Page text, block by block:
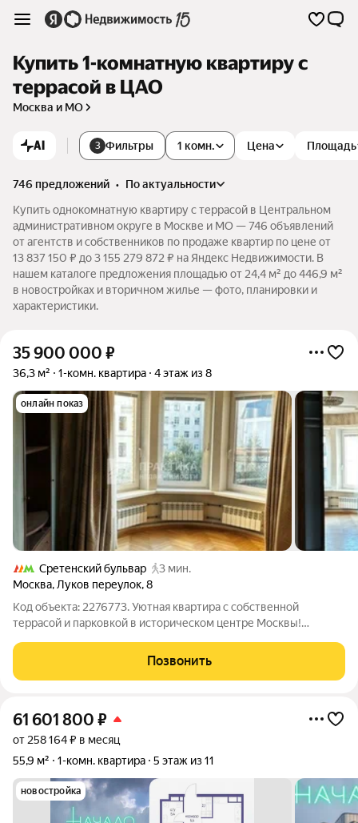
Купить 1-комнатную квартиру с
террасой в ЦАО
Москва и МО
AI 3 Фильтры 1 комн. Цена Площадь
746 предложений •
по актуальности
Купить однокомнатную квартиру с террасой в Центральном
административном округе в Москве и МО — 746 объявлений
от агентств и собственников по продаже квартир по цене от
13 837 150 ₽ до 3 155 279 872 ₽ на Яндекс Недвижимости. В
нашем каталоге предложения площадью от 24,4 м² до 446,9 м²
в новостройках и вторичном жилье — фото, планировки и
характеристики.
35 900 000 ₽
36,3 м² 1-комн. квартира 4 этаж из 8
онлайн показ
Сретенский бульвар
3 мин.
Москва, Луков переулок,8
Код объекта: 2276773. Уютная квартира с собственной
террасой и парковкой в историческом центре Москвы!
Ащеулов переулок. Тишина и комфорт в центре Москвы! -
Изюминкой квартиры является просторная
Позвонить
61 601 800 ₽
от 258 164 ₽ в месяц
55,9 м²
1-комн. квартира 5 этаж из 11
новостройка